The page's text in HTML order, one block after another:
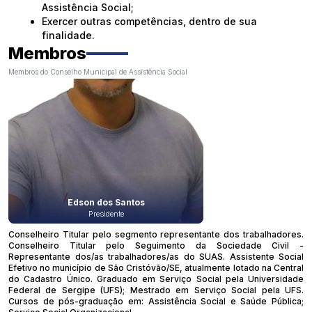
Assistência Social;
Exercer outras competências, dentro de sua
finalidade.
Membros
Membros do Conselho Municipal de Assistência Social
Edson dos Santos
Presidente
Conselheiro Titular pelo segmento representante dos trabalhadores.
Conselheiro Titular pelo Seguimento da Sociedade Civil -
Representante dos/as trabalhadores/as do SUAS. Assistente Social
Efetivo no município de São Cristóvão/SE, atualmente lotado na Central
do Cadastro Único. Graduado em Serviço Social pela Universidade
Federal de Sergipe (UFS); Mestrado em Serviço Social pela UFS.
Cursos de pós-graduação em: Assistência Social e Saúde Pública;